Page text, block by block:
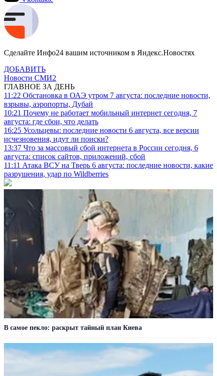
Сделайте Инфо24 вашим источником в Яндекс.Новостях
ДОБАВИТЬ
Новости СМИ2
ГЛАВНОЕ ЗА ДЕНЬ
11:22 Обстановка в ОАЭ утром 7 августа: последние новости,
взрывы, аэропорты, Дубай
10:21 Почему не работает мобильный интернет сегодня, 7
августа: где сбои, что делать
16:25 Усольцевы: последние новости 6 августа, все версии
исчезновения, идут ли поиски?
13:37 Что за массовый сбой интернета в России сегодня, 6
августа: список сайтов, приложений, сбой
11:11 Атака ВСУ на Тверь 6 августа: последние новости, какие
разрушения, удар по Wildberries
В самое пекло: раскрыт тайный план Киева